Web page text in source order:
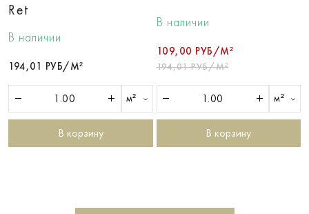
Ret
В наличии
194,01 РУБ/М²
м²
В корзину
В наличии
109,00 РУБ/М²
194,01 РУБ/М²
м²
В корзину